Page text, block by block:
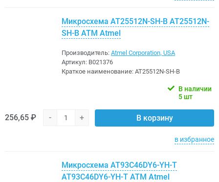
Микросхема AT25512N-SH-B AT25512N-
SH-B ATM Atmel
Производитель: Atmel Corporation, USA
Артикул: B021376
Краткое наименование: AT25512N-SH-B
В наличии
5 шт
256,65 ₽ - + В корзину
в избранное
Микросхема AT93C46DY6-YH-T
AT93C46DY6-YH-T ATM Atmel